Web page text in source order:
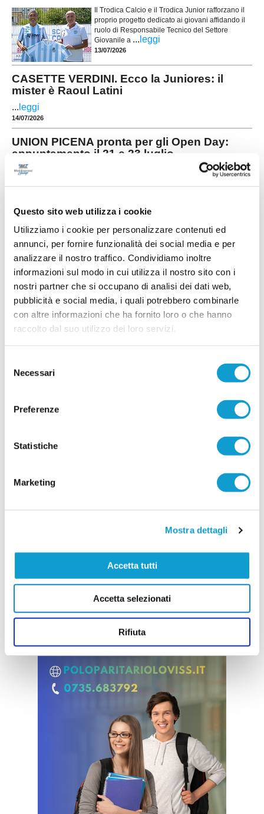
Questo sito web utilizza i cookie
Utilizziamo i cookie per personalizzare contenuti ed
annunci, per fornire funzionalità dei social media e per
analizzare il nostro traffico. Condividiamo inoltre
informazioni sul modo in cui utilizza il nostro sito con i
nostri partner che si occupano di analisi dei dati web,
pubblicità e social media, i quali potrebbero combinarle
con altre informazioni che ha fornito loro o che hanno
raccolto dal suo utilizzo dei loro servizi.
delNecessari
Preferenze
Statistiche
Marketing
Mostra dettagli
Accetta tutti
Accetta selezionati
Rifiuta
Il Trodica Calcio e il Trodica Junior rafforzano il
proprio progetto dedicato ai giovani affidando il
ruolo di Responsabile Tecnico del Settore
Giovanile a ... leggi
13/07/2026
CASETTE VERDINI. Ecco la Juniores: il
mister è Raoul Latini
... leggi
14/07/2026
UNION PICENA pronta per gli Open Day:
appuntamento il 21 e 23 luglio
L'Union Picena si prepara per la nuova stagione
10/07/2026
SALESIANA VIGOR. Il talento David
Moscatelli firma con il Sassuolo
Soddisfazione per la Salesiana Vigor, che
festeggia il passaggio del giovane David
Moscatelli al Sassuolo. Il difensore classe 2012
ha firmato nei giorni scorsi con il club
Vai all'edizione provinciale